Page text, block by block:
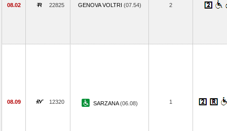
08.02 22825 GENOVA VOLTRI (07.54) 2
08.09 12320 SARZANA(06.08) 1